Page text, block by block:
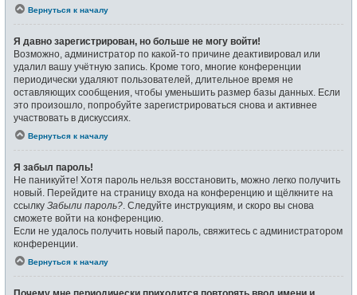
Вернуться к началу
Я давно зарегистрирован, но больше не могу войти!
Возможно, администратор по какой-то причине деактивировал или
удалил вашу учётную запись. Кроме того, многие конференции
периодически удаляют пользователей, длительное время не
оставляющих сообщения, чтобы уменьшить размер базы данных. Если
это произошло, попробуйте зарегистрироваться снова и активнее
участвовать в дискуссиях.
Вернуться к началу
Я забыл пароль!
Не паникуйте! Хотя пароль нельзя восстановить, можно легко получить
новый. Перейдите на страницу входа на конференцию и щёлкните на
ссылку Забыли пароль? . Следуйте инструкциям, и скоро вы снова
сможете войти на конференцию.
Если не удалось получить новый пароль, свяжитесь с администратором
конференции.
Вернуться к началу